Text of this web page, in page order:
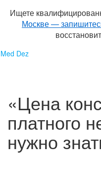
Ищете
Москве —
Перейти
Med Dez
«Цена
платного
нужно